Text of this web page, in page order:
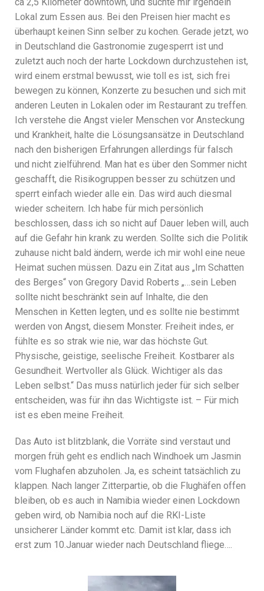
Lokal zum Essen aus. Bei den Preisen hier macht es
überhaupt keinen Sinn selber zu kochen. Gerade jetzt, wo
in Deutschland die Gastronomie zugesperrt ist und
zuletzt auch noch der harte Lockdown durchzustehen ist,
wird einem erstmal bewusst, wie toll es ist, sich frei
bewegen zu können, Konzerte zu besuchen und sich mit
anderen Leuten in Lokalen oder im Restaurant zu treffen.
Ich verstehe die Angst vieler Menschen vor Ansteckung
und Krankheit, halte die Lösungsansätze in Deutschland
nach den bisherigen Erfahrungen allerdings für falsch
und nicht zielführend. Man hat es über den Sommer nicht
geschafft, die Risikogruppen besser zu schützen und
sperrt einfach wieder alle ein. Das wird auch diesmal
wieder scheitern. Ich habe für mich persönlich
beschlossen, dass ich so nicht auf Dauer leben will, auch
auf die Gefahr hin krank zu werden. Sollte sich die Politik
zuhause nicht bald ändern, werde ich mir wohl eine neue
Heimat suchen müssen. Dazu ein Zitat aus „Im Schatten
des Berges“ von Gregory David Roberts „…sein Leben
sollte nicht beschränkt sein auf Inhalte, die den
Menschen in Ketten legten, und es sollte nie bestimmt
werden von Angst, diesem Monster. Freiheit indes, er
fühlte es so strak wie nie, war das höchste Gut.
Physische, geistige, seelische Freiheit. Kostbarer als
Gesundheit. Wertvoller als Glück. Wichtiger als das
Leben selbst.“ Das muss natürlich jeder für sich selber
entscheiden, was für ihn das Wichtigste ist. – Für mich
ist es eben meine Freiheit.
Das Auto ist blitzblank, die Vorräte sind verstaut und
morgen früh geht es endlich nach Windhoek um Jasmin
vom Flughafen abzuholen. Ja, es scheint tatsächlich zu
klappen. Nach langer Zitterpartie, ob die Flughäfen offen
bleiben, ob es auch in Namibia wieder einen Lockdown
geben wird, ob Namibia noch auf die RKI-Liste
unsicherer Länder kommt etc. Damit ist klar, dass ich
erst zum 10.Januar wieder nach Deutschland fliege….